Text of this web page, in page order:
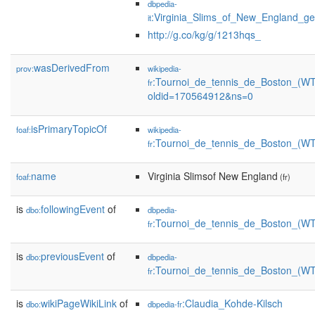
dbpedia-
it
http://g.co/kg/g/1213hqs_
prov:wasDerivedFrom
wikipedia-
fr
oldid=170564912&ns=0
foaf:isPrimaryTopicOf
wikipedia-
fr
foaf:name Virginia Slimsof New England (fr)
is dbo:followingEvent of
dbpedia-
fr
is dbo:previousEvent of
dbpedia-
fr
is dbo:wikiPageWikiLink of dbpedia-fr:Claudia_Kohde-Kilsch